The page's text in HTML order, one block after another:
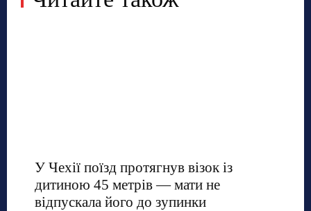
У Чехії поїзд протягнув візок із
дитиною 45 метрів — мати не
відпускала його до зупинки